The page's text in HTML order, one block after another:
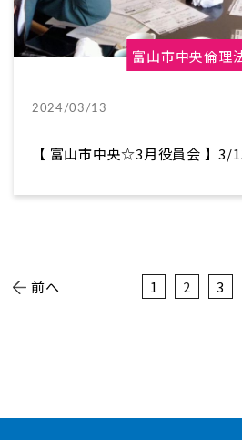
富山市中央倫理
2024/03/13
【 富山市中央☆3月役員会 】3/
前へ 1 2 3